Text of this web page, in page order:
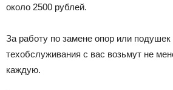
около 2500 рублей.
За работу по замене опор или подушек
техобслуживания с вас возьмут не
каждую.